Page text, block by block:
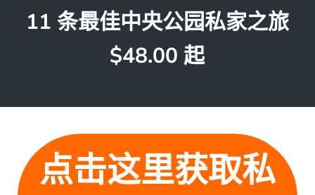
11 条最佳中央公园私家之旅
$48.00 起
点击这里获取私